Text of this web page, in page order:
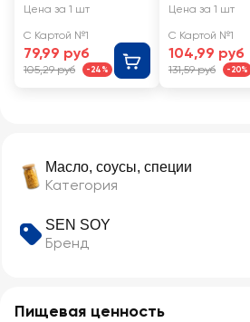
Масло, соусы, специи
Категория
SEN SOY
Бренд
Пищевая ценность
Original
Цена за 1 шт
С Картой №1
79,99 руб
105,29 руб -24%
BONVIDA
ий
Цена за 1 шт
С Картой №1
104,99 руб
131,59 руб -20%